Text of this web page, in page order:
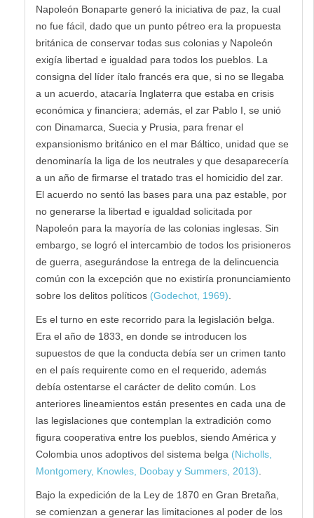
Napoleón Bonaparte generó la iniciativa de paz, la cual
no fue fácil, dado que un punto pétreo era la propuesta
británica de conservar todas sus colonias y Napoleón
exigía libertad e igualdad para todos los pueblos. La
consigna del líder ítalo francés era que, si no se llegaba
a un acuerdo, atacaría Inglaterra que estaba en crisis
económica y financiera; además, el zar Pablo I, se unió
con Dinamarca, Suecia y Prusia, para frenar el
expansionismo británico en el mar Báltico, unidad que se
denominaría la liga de los neutrales y que desaparecería
a un año de firmarse el tratado tras el homicidio del zar.
El acuerdo no sentó las bases para una paz estable, por
no generarse la libertad e igualdad solicitada por
Napoleón para la mayoría de las colonias inglesas. Sin
embargo, se logró el intercambio de todos los prisioneros
de guerra, asegurándose la entrega de la delincuencia
común con la excepción que no existiría pronunciamiento
sobre los delitos políticos (Godechot, 1969)
Es el turno en este recorrido para la legislación belga.
Era el año de 1833, en donde se introducen los
supuestos de que la conducta debía ser un crimen tanto
en el país requirente como en el requerido, además
debía ostentarse el carácter de delito común. Los
anteriores lineamientos están presentes en cada una de
las legislaciones que contemplan la extradición como
figura cooperativa entre los pueblos, siendo América y
Colombia unos adoptivos del sistema belga (Nicholls,
Montgomery, Knowles, Doobay y Summers, 2013)
Bajo la expedición de la Ley de 1870 en Gran Bretaña,
se comienzan a generar las limitaciones al poder de los